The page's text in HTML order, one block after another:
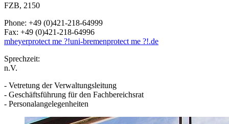
FZB, 2150
Phone: +49 (0)421-218-64999
Fax: +49 (0)421-218-64996
mheyerprotect me ?!uni-bremenprotect me ?!.de
Sprechzeit:
n.V.
- Vetretung der Verwaltungsleitung
- Geschäftsführung für den Fachbereichsrat
- Personalangelegenheiten